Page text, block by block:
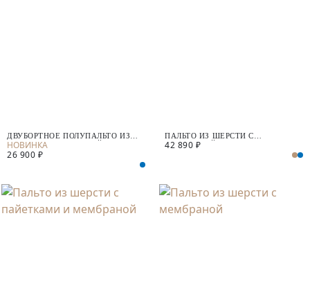
ДВУБОРТНОЕ ПОЛУПАЛЬТО ИЗ
ШЕРСТИ С МЕМБРАНОЙ
26 900 ₽
ПАЛЬТО ИЗ ШЕРСТИ С
МЕМБРАНОЙ
42 890 ₽